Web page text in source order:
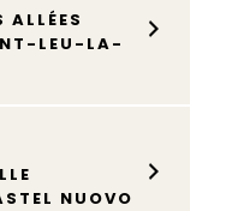
ALLÉES
LEU-LA-
NUOVO